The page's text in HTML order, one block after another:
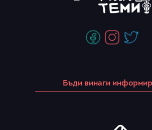
Бъди винаги